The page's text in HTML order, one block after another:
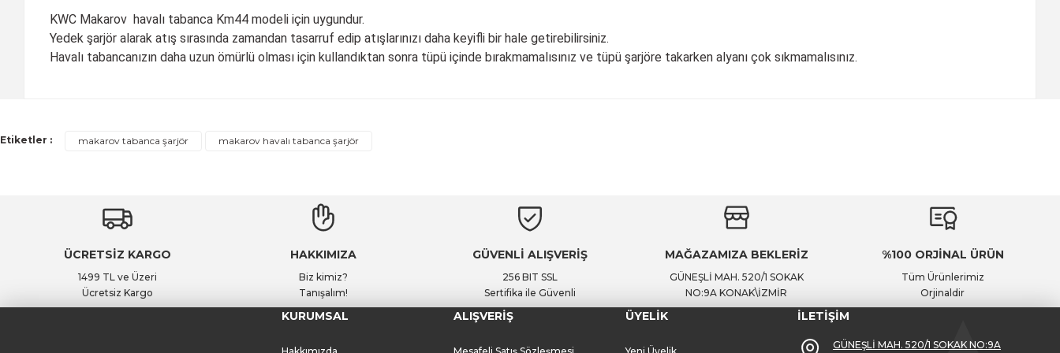
KWC Makarov havalı tabanca Km44 modeli için uygundur.
Yedek şarjör alarak atış sırasında zamandan tasarruf edip atışlarınızı daha keyifli bir hale getirebilirsiniz.
Havalı tabancanızın daha uzun ömürlü olması için kullandıktan sonra tüpü içinde bırakmamalısınız ve tüpü şarjöre takarken alyanı çok sıkmamalısınız.
Etiketler : makarov tabanca şarjör makarov havalı tabanca şarjör
ÜCRETSİZ KARGO
1499 TL ve Üzeri
Ücretsiz Kargo
HAKKIMIZA
Biz kimiz?
Tanışalım!
GÜVENLİ ALIŞVERİŞ
256 BIT SSL
Sertifika ile Güvenli
MAĞAZAMIZA BEKLERİZ
GÜNEŞLİ MAH. 520/1 SOKAK
NO:9A KONAK\İZMİR
%100 ORJİNAL ÜRÜN
Tüm Ürünlerimiz
Orjinaldir
KURUMSAL ALIŞVERİŞ ÜYELİK İLETİŞİM
GÜNEŞLİ MAH. 520/1 SOKAK NO:9A